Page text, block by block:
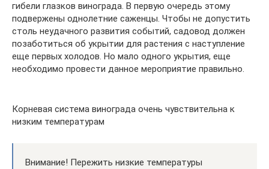
гибели глазков винограда. В первую очередь этому
подвержены однолетние саженцы. Чтобы не допустить
столь неудачного развития событий, садовод должен
позаботиться об укрытии для растения с наступление
еще первых холодов. Но мало одного укрытия, еще
необходимо провести данное мероприятие правильно.
Корневая система винограда очень чувствительна к
низким температурам
Внимание! Пережить низкие температуры